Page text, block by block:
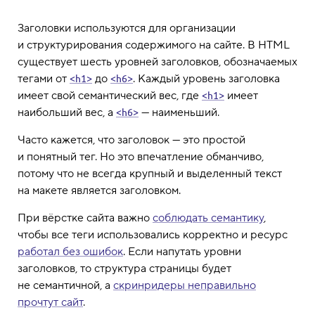
Заголовки используются для организации
и структурирования содержимого на сайте. В HTML
существует шесть уровней заголовков, обозначаемых
тегами от <h1> до <h6>. Каждый уровень заголовка
имеет свой семантический вес, где <h1> имеет
наибольший вес, а <h6> — наименьший.
Часто кажется, что заголовок — это простой
и понятный тег. Но это впечатление обманчиво,
потому что не всегда крупный и выделенный текст
на макете является заголовком.
При вёрстке сайта важно соблюдать семантику,
чтобы все теги использовались корректно и ресурс
работал без ошибок. Если напутать уровни
заголовков, то структура страницы будет
не семантичной, а скринридеры неправильно
прочтут сайт.